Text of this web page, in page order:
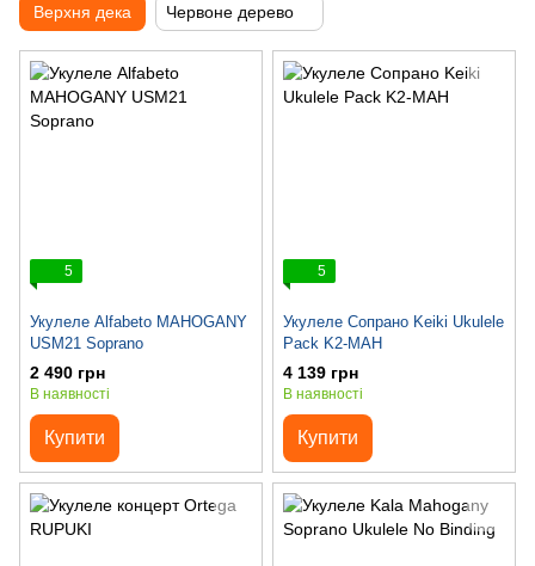
Верхня дека Червоне дерево
5
Укулеле Alfabeto MAHOGANY
USM21 Soprano
2 490 грн
В наявності
Купити
5
Укулеле Сопрано Keiki Ukulele
Pack K2-MAH
4 139 грн
В наявності
Купити